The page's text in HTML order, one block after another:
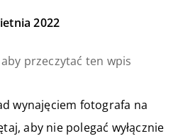
2022
przeczytać ten wpis
wynajęciem fotografa na
aby nie polegać wyłącznie